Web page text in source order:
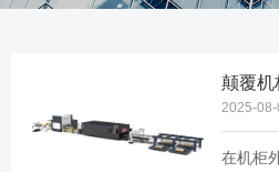
2025-08-
在机柜